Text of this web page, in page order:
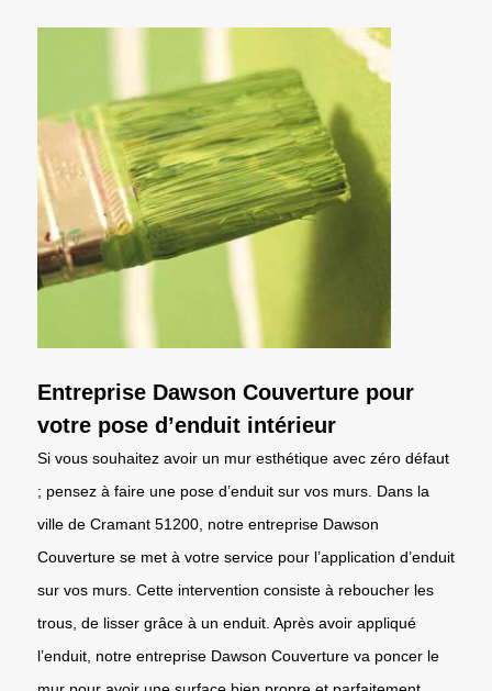
Entreprise Dawson Couverture pour
votre pose d’enduit intérieur
Si vous souhaitez avoir un mur esthétique avec zéro défaut
; pensez à faire une pose d’enduit sur vos murs. Dans la
ville de Cramant 51200, notre entreprise Dawson
Couverture se met à votre service pour l’application d’enduit
sur vos murs. Cette intervention consiste à reboucher les
trous, de lisser grâce à un enduit. Après avoir appliqué
l’enduit, notre entreprise Dawson Couverture va poncer le